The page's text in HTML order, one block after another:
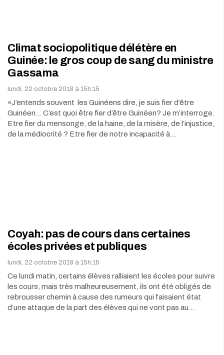
Climat sociopolitique délétère en
Guinée: le gros coup de sang du ministre
Gassama
lundi, 22 octobre 2018 à 15h:15
«J’entends souvent les Guinéens dire, je suis fier d’être
Guinéen… C’est quoi être fier d’être Guinéen? Je m’interroge.
Etre fier du mensonge, de la haine, de la misère, de l’injustice,
de la médiocrité ? Etre fier de notre incapacité à…
Coyah: pas de cours dans certaines
écoles privées et publiques
lundi, 22 octobre 2018 à 15h:15
Ce lundi matin, certains élèves ralliaient les écoles pour suivre
les cours, mais très malheureusement, ils ont été obligés de
rebrousser chemin à cause des rumeurs qui faisaient état
d’une attaque de la part des élèves qui ne vont pas au…